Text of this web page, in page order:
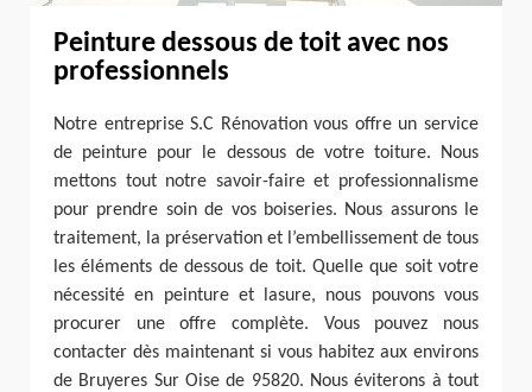
Peinture dessous de toit avec nos
professionnels
Notre entreprise S.C Rénovation vous offre un service
de peinture pour le dessous de votre toiture. Nous
mettons tout notre savoir-faire et professionnalisme
pour prendre soin de vos boiseries. Nous assurons le
traitement, la préservation et l’embellissement de tous
les éléments de dessous de toit. Quelle que soit votre
nécessité en peinture et lasure, nous pouvons vous
procurer une offre complète. Vous pouvez nous
contacter dès maintenant si vous habitez aux environs
de Bruyeres Sur Oise de 95820. Nous éviterons à tout